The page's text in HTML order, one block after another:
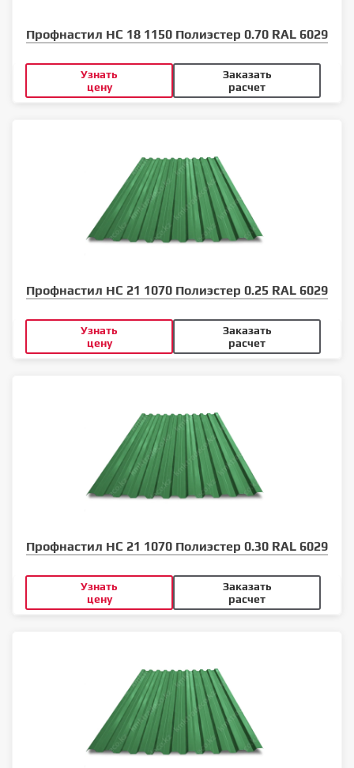
Профнастил НС 18 1150 Полиэстер 0.70 RAL 6029
Узнать
цену
Заказать
расчет
Профнастил НС 21 1070 Полиэстер 0.25 RAL 6029
Узнать
цену
Заказать
расчет
Профнастил НС 21 1070 Полиэстер 0.30 RAL 6029
Узнать
цену
Заказать
расчет